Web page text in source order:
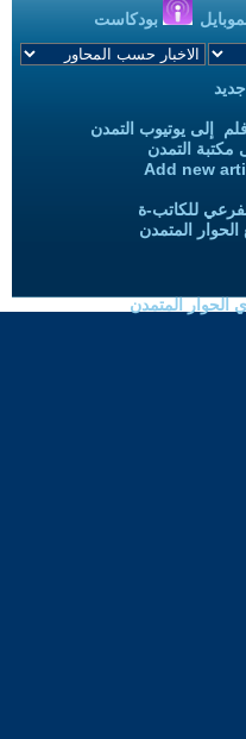
بودكاست
إلى يوتيوب التمدن
مكتبة التمدن
Add new
للكاتب-ة
المتمدن
الحوار المتمدن